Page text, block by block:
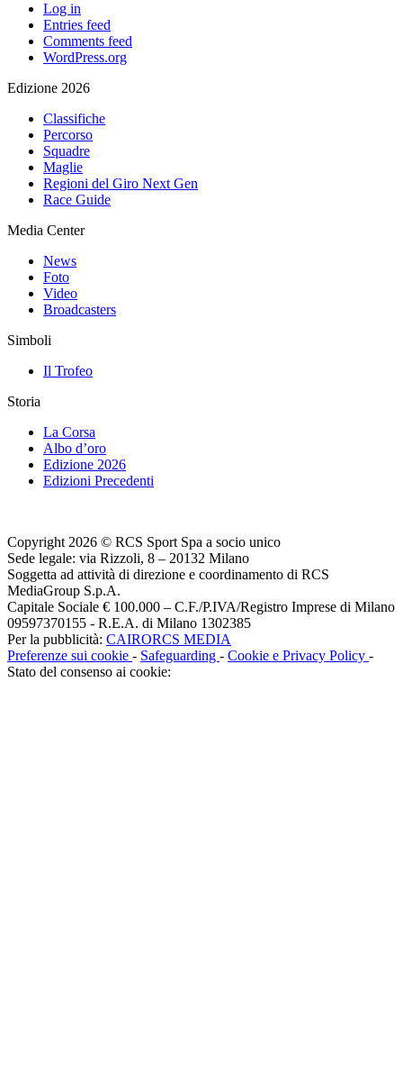
Log in
Entries feed
Comments feed
WordPress.org
Edizione 2026
Classifiche
Percorso
Squadre
Maglie
Regioni del Giro Next Gen
Race Guide
Media Center
News
Foto
Video
Broadcasters
Simboli
Il Trofeo
Storia
La Corsa
Albo d’oro
Edizione 2026
Edizioni Precedenti
Copyright 2026 © RCS Sport Spa a socio unico
Sede legale: via Rizzoli, 8 – 20132 Milano
Soggetta ad attività di direzione e coordinamento di RCS
MediaGroup S.p.A.
Capitale Sociale € 100.000 – C.F./P.IVA/Registro Imprese di Milano
09597370155 - R.E.A. di Milano 1302385
Per la pubblicità: CAIRORCS MEDIA
Preferenze sui cookie - Safeguarding - Cookie e Privacy Policy -
Stato del consenso ai cookie: